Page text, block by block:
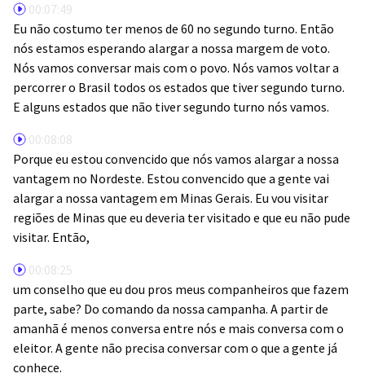
00:07:49
Eu não costumo ter menos de 60 no segundo turno. Então
nós estamos esperando alargar a nossa margem de voto.
Nós vamos conversar mais com o povo. Nós vamos voltar a
percorrer o Brasil todos os estados que tiver segundo turno.
E alguns estados que não tiver segundo turno nós vamos.
00:08:08
Porque eu estou convencido que nós vamos alargar a nossa
vantagem no Nordeste. Estou convencido que a gente vai
alargar a nossa vantagem em Minas Gerais. Eu vou visitar
regiões de Minas que eu deveria ter visitado e que eu não pude
visitar. Então,
00:08:25
um conselho que eu dou pros meus companheiros que fazem
parte, sabe? Do comando da nossa campanha. A partir de
amanhã é menos conversa entre nós e mais conversa com o
eleitor. A gente não precisa conversar com o que a gente já
conhece.